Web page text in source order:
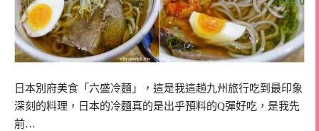
日本別府美食「六盛冷麵」，這是我這趟九州旅行吃到最印象
深刻的料理，日本的冷麵真的是出乎預料的Q彈好吃，是我先
前…